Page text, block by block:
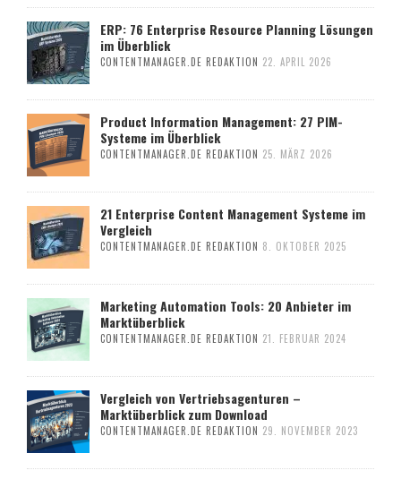
ERP: 76 Enterprise Resource Planning Lösungen
im Überblick
CONTENTMANAGER.DE REDAKTION 22. APRIL 2026
Product Information Management: 27 PIM-
Systeme im Überblick
CONTENTMANAGER.DE REDAKTION 25. MÄRZ 2026
21 Enterprise Content Management Systeme im
Vergleich
CONTENTMANAGER.DE REDAKTION 8. OKTOBER 2025
Marketing Automation Tools: 20 Anbieter im
Marktüberblick
CONTENTMANAGER.DE REDAKTION 21. FEBRUAR 2024
Vergleich von Vertriebsagenturen –
Marktüberblick zum Download
CONTENTMANAGER.DE REDAKTION 29. NOVEMBER 2023